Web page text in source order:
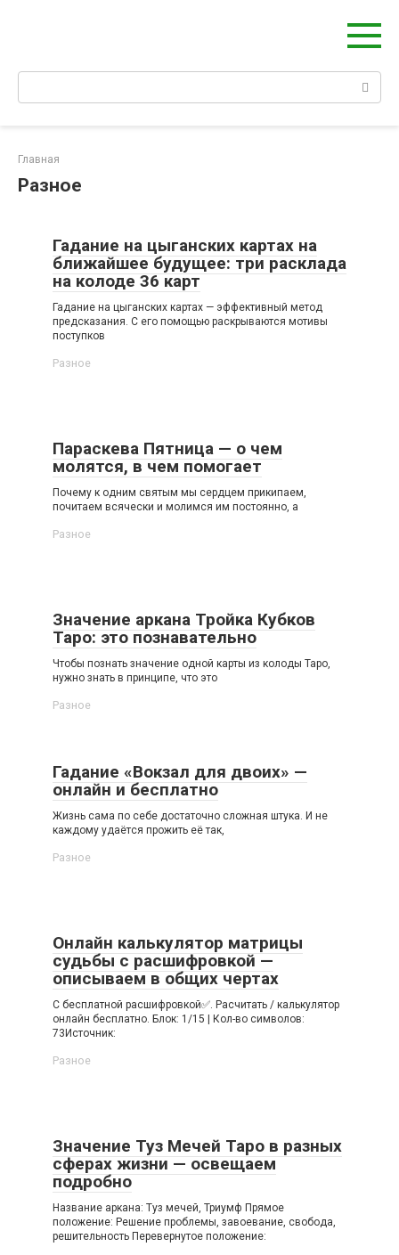
Главная
Разное
Гадание на цыганских картах на
ближайшее будущее: три расклада
на колоде 36 карт
Гадание на цыганских картах — эффективный метод
предсказания. С его помощью раскрываются мотивы
поступков
Разное
Параскева Пятница — о чем
молятся, в чем помогает
Почему к одним святым мы сердцем прикипаем,
почитаем всячески и молимся им постоянно, а
Разное
Значение аркана Тройка Кубков
Таро: это познавательно
Чтобы познать значение одной карты из колоды Таро,
нужно знать в принципе, что это
Разное
Гадание «Вокзал для двоих» —
онлайн и бесплатно
Жизнь сама по себе достаточно сложная штука. И не
каждому удаётся прожить её так,
Разное
Онлайн калькулятор матрицы
судьбы с расшифровкой —
описываем в общих чертах
С бесплатной расшифровкой✅. Расчитать / калькулятор
онлайн бесплатно. Блок: 1/15 | Кол-во символов:
73Источник:
Разное
Значение Туз Мечей Таро в разных
сферах жизни — освещаем
подробно
Название аркана: Туз мечей, Триумф Прямое
положение: Решение проблемы, завоевание, свобода,
решительность Перевернутое положение: